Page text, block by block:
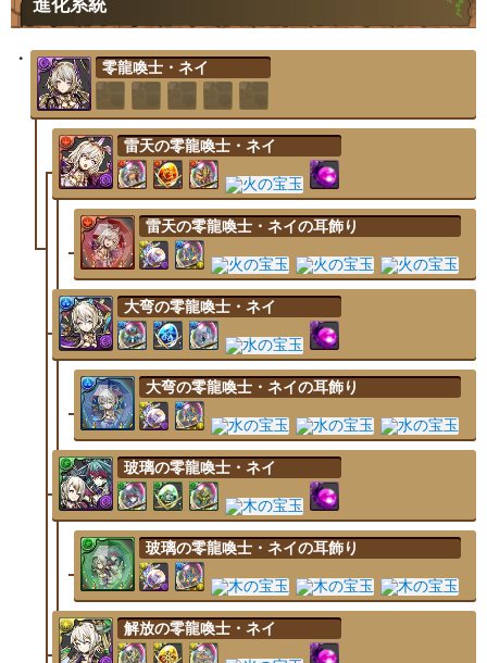
進化系統
零龍喚士・ネイ
雷天の零龍喚士・ネイ
雷天の零龍喚士・ネイの耳飾り
大弯の零龍喚士・ネイ
大弯の零龍喚士・ネイの耳飾り
玻璃の零龍喚士・ネイ
玻璃の零龍喚士・ネイの耳飾り
解放の零龍喚士・ネイ